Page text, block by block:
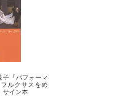
子『パフォーマ
ルクサスをめ
サイン本